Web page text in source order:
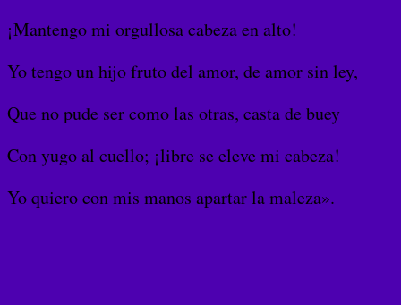
¡Mantengo mi orgullosa cabeza en alto!
Yo tengo un hijo fruto del amor, de amor sin ley,
Que no pude ser como las otras, casta de buey
Con yugo al cuello; ¡libre se eleve mi cabeza!
Yo quiero con mis manos apartar la maleza».